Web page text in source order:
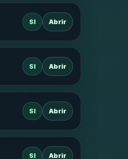
SI Abrir
SI Abrir
SI Abrir
SI Abrir